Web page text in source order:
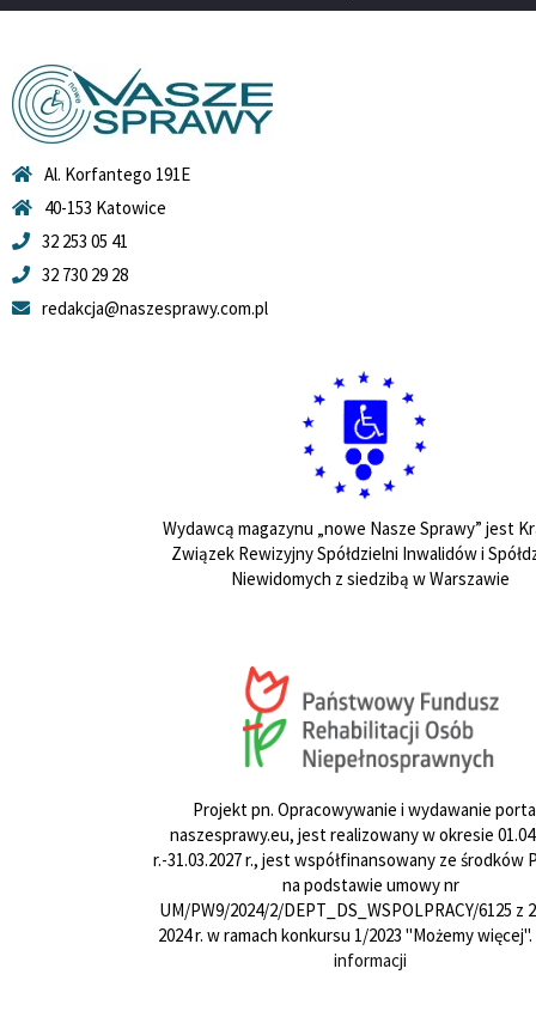
Al. Korfantego 191E
40-153 Katowice
32 253 05 41
32 730 29 28
redakcja@naszesprawy.com.pl
Wydawcą magazynu „nowe Nasze Sprawy” jest
Związek Rewizyjny Spółdzielni Inwalidów i
Niewidomych z siedzibą w Warszawie
Projekt pn. Opracowywanie i wydawanie
naszesprawy.eu, jest realizowany w okresie
r.-31.03.2027 r., jest współfinansowany ze środków
na podstawie umowy nr
UM/PW9/2024/2/DEPT_DS_WSPOLPRACY/6125 z
2024 r. w ramach konkursu 1/2023 "Możemy więcej".
informacji